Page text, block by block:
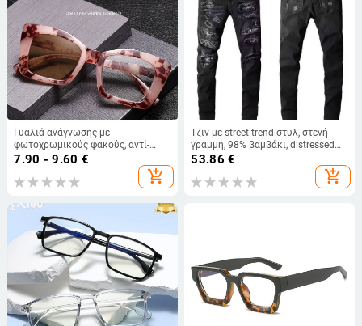
Γυαλιά ανάγνωσης με
φωτοχρωμικούς φακούς, αντί-
μπλε φως, UV ανθεκτικά, πλήρης
σκελετός, τετράγωνος σχεδιασμός
7.90 - 9.60 €
add_shopping_cart
Τζιν με street-trend στυλ, στενή
γραμμή, 98% βαμβάκι, distressed
εφέ πλύσης
53.86 €
add_shopping_cart